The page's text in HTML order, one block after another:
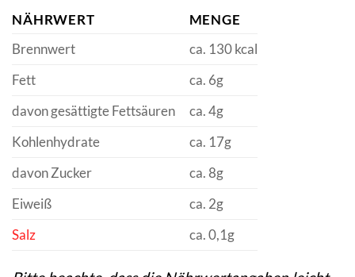
NÄHRWERT
MENGE
Brennwert
ca. 130 kcal
Fett
ca. 6g
davon gesättigte Fettsäuren
ca. 4g
Kohlenhydrate
ca. 17g
davon Zucker
ca. 8g
Eiweiß
ca. 2g
Salz
ca. 0,1g